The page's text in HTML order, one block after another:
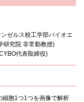
ゼルス校工学部バイオエ
研究院 非常勤教授)
代表取締役)
細胞1つ1つを画像で解析